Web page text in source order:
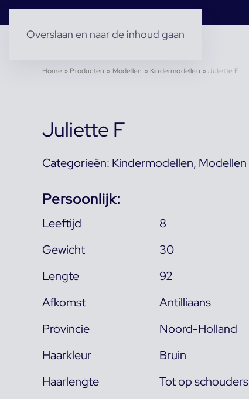
Overslaan en naar de inhoud gaan
Home» Producten » Modellen » Kindermodellen »Juliette F
Juliette F
Categorieën: Kindermodellen, Modellen
Persoonlijk:
Leeftijd
8
Gewicht
30
Lengte
92
Afkomst
Antilliaans
Provincie
Noord-Holland
Haarkleur
Bruin
Haarlengte
Tot op schouders